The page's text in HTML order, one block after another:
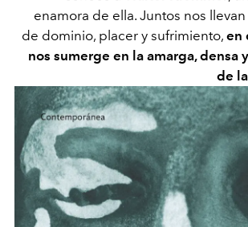
enamora de ella. Juntos nos
de dominio, placer y sufrimiento, en
nos sumerge en la amarga, densa
de